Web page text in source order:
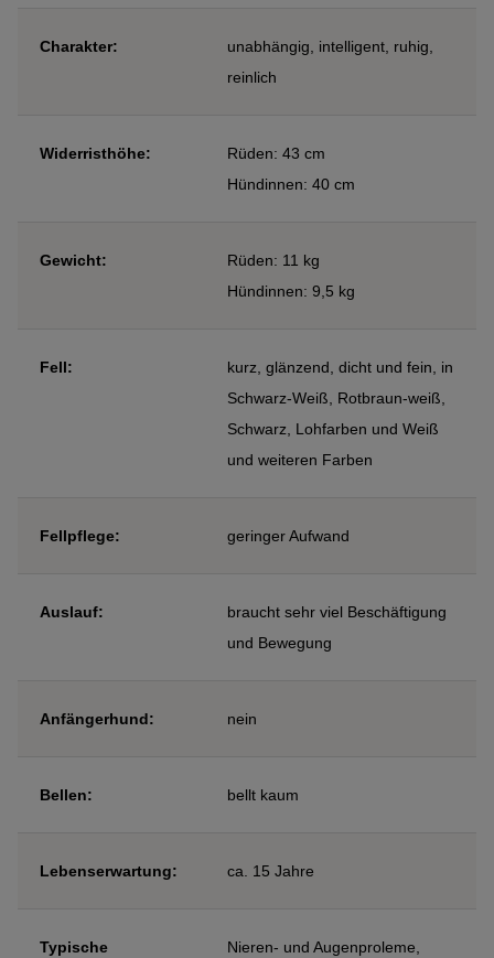
Charakter:
unabhängig, intelligent, ruhig,
reinlich
Widerristhöhe:
Rüden: 43 cm
Hündinnen: 40 cm
Gewicht:
Rüden: 11 kg
Hündinnen: 9,5 kg
Fell:
kurz, glänzend, dicht und fein, in
Schwarz-Weiß, Rotbraun-weiß,
Schwarz, Lohfarben und Weiß
und weiteren Farben
Fellpflege: geringer Aufwand
Auslauf:
braucht sehr viel Beschäftigung
und Bewegung
Anfängerhund: nein
Bellen: bellt kaum
Lebenserwartung: ca. 15 Jahre
Typische
Nieren- und Augenproleme,